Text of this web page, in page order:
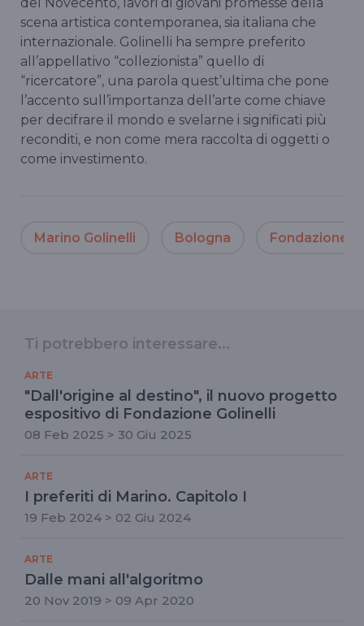
scena artistica contemporanea, sia italiana che
internazionale. Golinelli ha sempre preferito
all’appellativo “collezionista” quello di
“ricercatore”, una parola quest’ultima che pone
l’accento sull’importanza dell’arte come chiave
per decifrare il mondo e svelarne i significati più
reconditi, e non come mera raccolta di oggetti o
come investimento.
Marino Golinelli Bologna Fondazione
Ti potrebbero interessare...
ARTE
"Dall'origine al destino", il nuovo progetto
espositivo di Fondazione Golinelli
08 Feb 2025 > 30 Giu 2025
ARTE
I preferiti di Marino. Capitolo I
19 Feb 2024 > 02 Giu 2024
ARTE
Dalle mani all'algoritmo
20 Nov 2019 > 09 Apr 2020